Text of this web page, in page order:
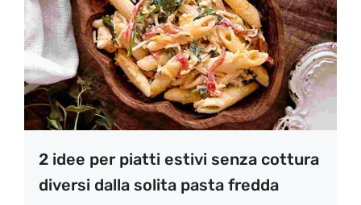
2 idee per piatti estivi senza cottura
diversi dalla solita pasta fredda